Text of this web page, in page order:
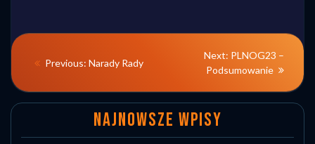
NAWIGACJA
WPISU
Previous: Previous
Narady Rady
Next: Next
post:
PLNOG23 –
Podsumowanie
NAJNOWSZE WPISY